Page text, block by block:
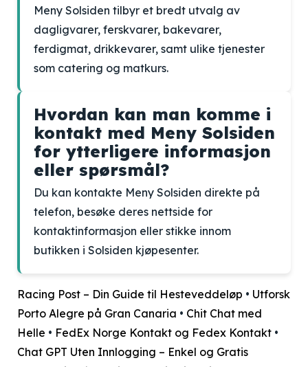
Meny Solsiden tilbyr et bredt utvalg av
dagligvarer, ferskvarer, bakevarer,
ferdigmat, drikkevarer, samt ulike tjenester
som catering og matkurs.
Hvordan kan man komme i
kontakt med Meny Solsiden
for ytterligere informasjon
eller spørsmål?
Du kan kontakte Meny Solsiden direkte på
telefon, besøke deres nettside for
kontaktinformasjon eller stikke innom
butikken i Solsiden kjøpesenter.
Racing Post – Din Guide til Hesteveddeløp • Utforsk
Porto Alegre på Gran Canaria • Chit Chat med
Helle • FedEx Norge Kontakt og Fedex Kontakt •
Chat GPT Uten Innlogging – Enkel og Gratis